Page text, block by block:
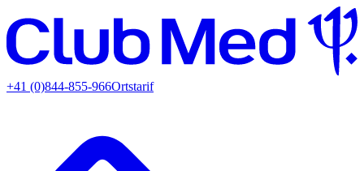
+41 (0)844-855-966Ortstarif